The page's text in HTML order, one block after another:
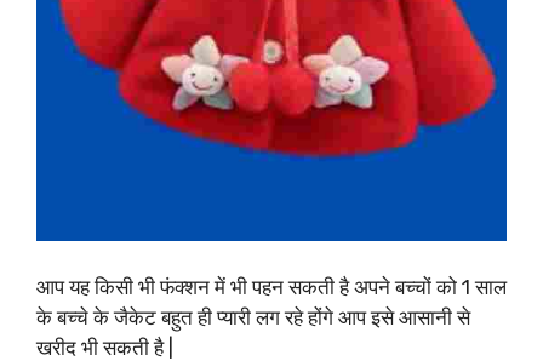
आप यह किसी भी फंक्शन में भी पहन सकती है अपने बच्चों को 1 साल
के बच्चे के जैकेट बहुत ही प्यारी लग रहे होंगे आप इसे आसानी से
खरीद भी सकती है |